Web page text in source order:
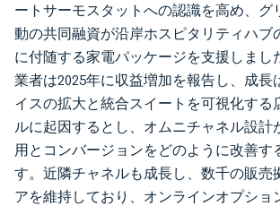
ートサーモスタットへの認識を高め、グ
動の共同融資が沿岸ホスピタリティハブ
に付随する家電パッケージを支援しまし
業者は2025年に収益増加を報告し、成長
イスの拡大と統合スイートを可視化する
ルに起因するとし、オムニチャネル設計
用とコンバージョンをどのように改善す
す。近隣チャネルも成長し、数千の販売
アを維持しており、オンラインオプショ